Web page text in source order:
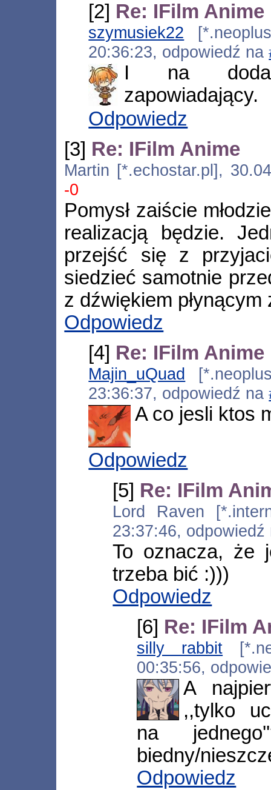
[2] Re: IFilm Anime
szymusiek22
20:36:23, odpowiedź na
I na
zapowiadający.
Odpowiedz
[3] Re: IFilm Anime
Martin [*.echostar.pl],
-0
Pomysł zaiście
realizacją będzie.
przejść się z
siedzieć samotnie
z dźwiękiem płynącym
Odpowiedz
[4] Re: IFilm Anime
Majin_uQuad
23:36:37, odpowiedź na
A co jesli ktos
Odpowiedz
[5] Re: IFilm
Lord Raven
23:37:46,
To oznacza, że
trzeba bić :)))
Odpowiedz
[6] Re: IFilm
silly rabbit
00:35:56,
A
,,tylko
na
biedny/
Odpowiedz